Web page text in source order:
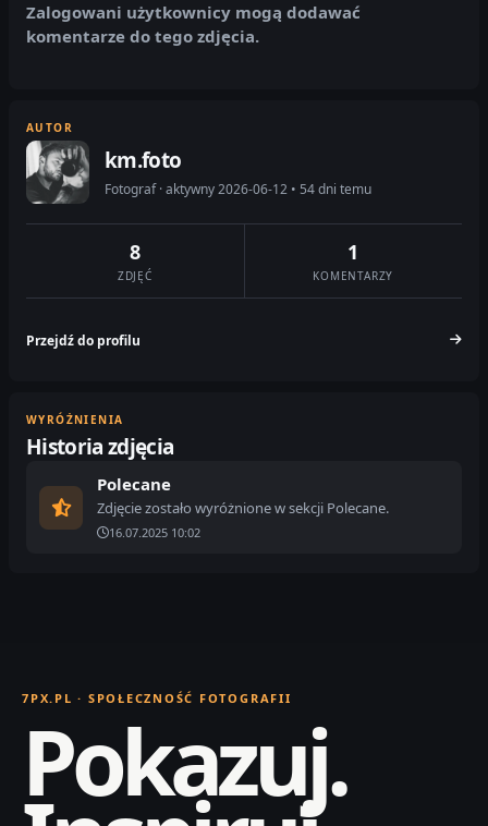
Zalogowani użytkownicy mogą dodawać
komentarze do tego zdjęcia.
AUTOR
km.foto
Fotograf · aktywny 2026-06-12 • 54 dni temu
8
ZDJĘĆ
1
KOMENTARZY
Przejdź do profilu
WYRÓŻNIENIA
Historia zdjęcia
Polecane
Zdjęcie zostało wyróżnione w sekcji Polecane.
16.07.2025 10:02
7PX.PL · SPOŁECZNOŚĆ FOTOGRAFII
Pokazuj.